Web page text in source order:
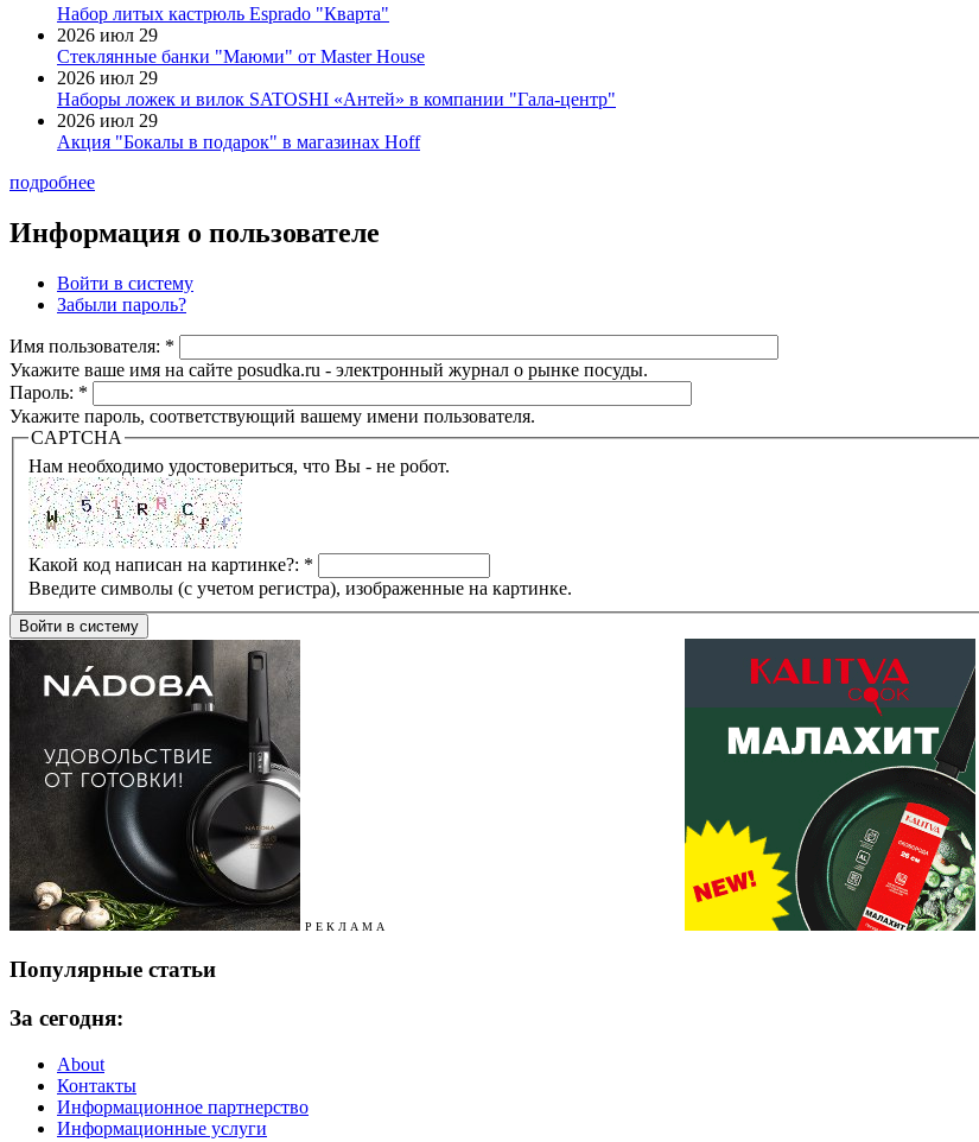
Набор литых кастрюль Esprado "Кварта"
2026 июл 29
Стеклянные банки "Маюми" от Master House
2026 июл 29
Наборы ложек и вилок SATOSHI «Антей» в компании "Гала-центр"
2026 июл 29
Акция "Бокалы в подарок" в магазинах Hoff
подробнее
Информация о пользователе
Войти в систему
Забыли пароль?
Имя пользователя: *
Укажите ваше имя на сайте posudka.ru - электронный журнал о рынке посуды.
Пароль: *
Укажите пароль, соответствующий вашему имени пользователя.
CAPTCHA
Нам необходимо удостовериться, что Вы - не робот.
Какой код написан на картинке?: *
Введите символы (с учетом регистра), изображенные на картинке.
Р Е К Л А М А
Популярные статьи
За сегодня:
About
Контакты
Информационное партнерство
Информационные услуги